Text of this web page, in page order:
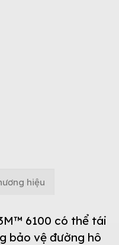
hiệu
6100 có thể tái
bảo vệ đường hô